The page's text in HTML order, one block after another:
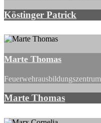
Köstinger Patrick
Marte Thomas
Feuerwehrausbildungszentrum
Marte Thomas